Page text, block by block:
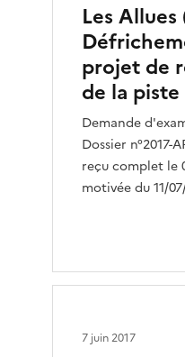
Les Allues
projet de
de la
Demande
Dossier n°2017-
reçu complet le
motivée du 11/
7 juin 2017